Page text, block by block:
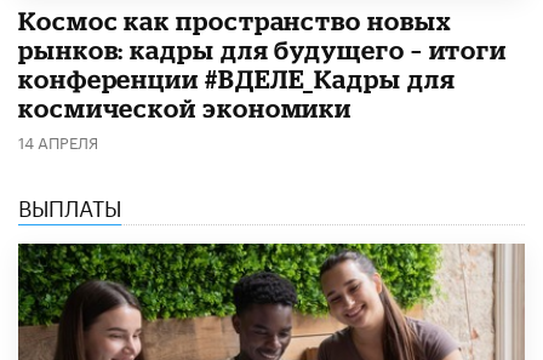
Космос как пространство новых
рынков: кадры для будущего – итоги
конференции #ВДЕЛЕ_Кадры для
космической экономики
14 АПРЕЛЯ
ВЫПЛАТЫ